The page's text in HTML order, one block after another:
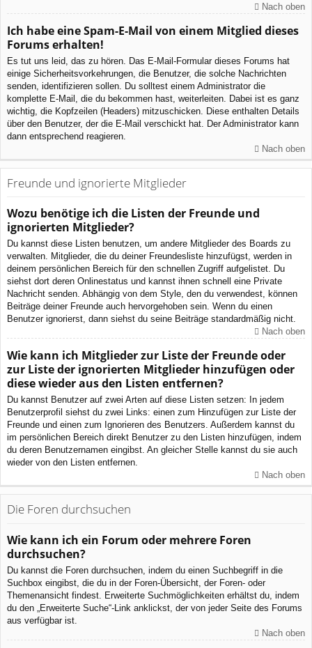
Nach oben
Ich habe eine Spam-E-Mail von einem Mitglied dieses
Forums erhalten!
Es tut uns leid, das zu hören. Das E-Mail-Formular dieses Forums hat
einige Sicherheitsvorkehrungen, die Benutzer, die solche Nachrichten
senden, identifizieren sollen. Du solltest einem Administrator die
komplette E-Mail, die du bekommen hast, weiterleiten. Dabei ist es ganz
wichtig, die Kopfzeilen (Headers) mitzuschicken. Diese enthalten Details
über den Benutzer, der die E-Mail verschickt hat. Der Administrator kann
dann entsprechend reagieren.
Nach oben
Freunde und ignorierte Mitglieder
Wozu benötige ich die Listen der Freunde und
ignorierten Mitglieder?
Du kannst diese Listen benutzen, um andere Mitglieder des Boards zu
verwalten. Mitglieder, die du deiner Freundesliste hinzufügst, werden in
deinem persönlichen Bereich für den schnellen Zugriff aufgelistet. Du
siehst dort deren Onlinestatus und kannst ihnen schnell eine Private
Nachricht senden. Abhängig von dem Style, den du verwendest, können
Beiträge deiner Freunde auch hervorgehoben sein. Wenn du einen
Benutzer ignorierst, dann siehst du seine Beiträge standardmäßig nicht.
Nach oben
Wie kann ich Mitglieder zur Liste der Freunde oder
zur Liste der ignorierten Mitglieder hinzufügen oder
diese wieder aus den Listen entfernen?
Du kannst Benutzer auf zwei Arten auf diese Listen setzen: In jedem
Benutzerprofil siehst du zwei Links: einen zum Hinzufügen zur Liste der
Freunde und einen zum Ignorieren des Benutzers. Außerdem kannst du
im persönlichen Bereich direkt Benutzer zu den Listen hinzufügen, indem
du deren Benutzernamen eingibst. An gleicher Stelle kannst du sie auch
wieder von den Listen entfernen.
Nach oben
Die Foren durchsuchen
Wie kann ich ein Forum oder mehrere Foren
durchsuchen?
Du kannst die Foren durchsuchen, indem du einen Suchbegriff in die
Suchbox eingibst, die du in der Foren-Übersicht, der Foren- oder
Themenansicht findest. Erweiterte Suchmöglichkeiten erhältst du, indem
du den „Erweiterte Suche“-Link anklickst, der von jeder Seite des Forums
aus verfügbar ist.
Nach oben